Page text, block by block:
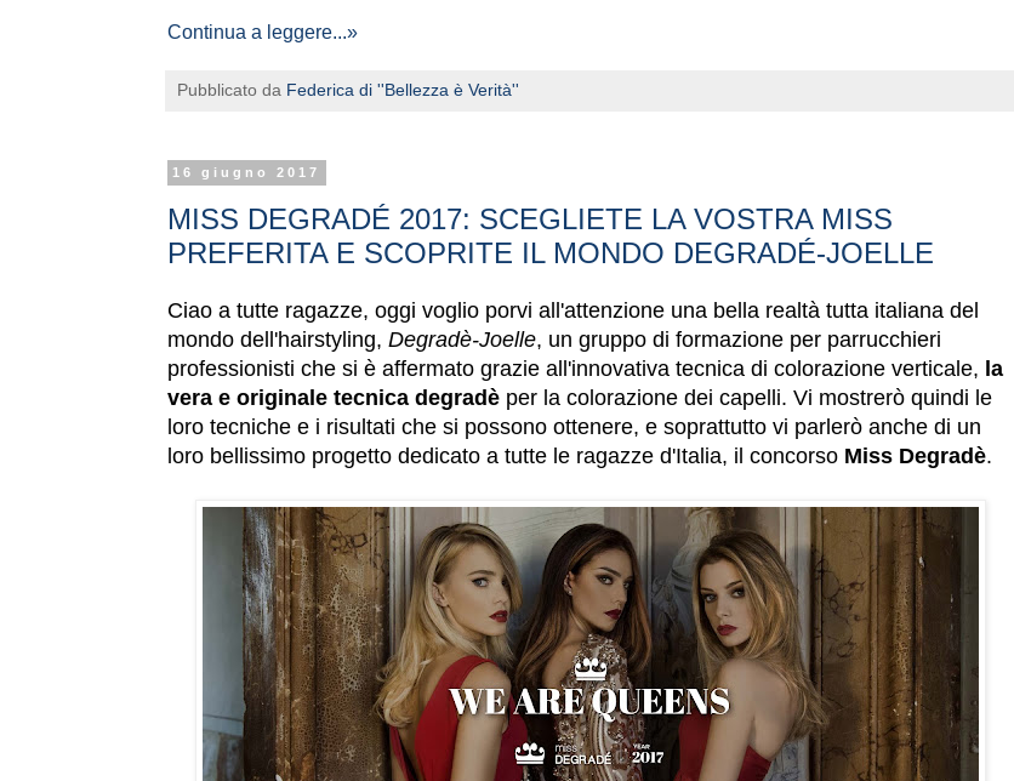
Continua a leggere...»
Pubblicato da Federica di ''Bellezza è Verità''
16 giugno 2017
MISS DEGRADÉ 2017: SCEGLIETE LA VOSTRA MISS
PREFERITA E SCOPRITE IL MONDO DEGRADÉ-JOELLE
Ciao a tutte ragazze, oggi voglio porvi all'attenzione una bella realtà tutta italiana del
mondo dell'hairstyling, Degradè-Joelle, un gruppo di formazione per parrucchieri
professionisti che si è affermato grazie all'innovativa tecnica di colorazione verticale, la
vera e originale tecnica degradè per la colorazione dei capelli. Vi mostrerò quindi le
loro tecniche e i risultati che si possono ottenere, e soprattutto vi parlerò anche di un
loro bellissimo progetto dedicato a tutte le ragazze d'Italia, il concorso Miss Degradè.